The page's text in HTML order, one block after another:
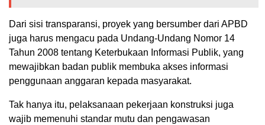
Dari sisi transparansi, proyek yang bersumber dari APBD
juga harus mengacu pada Undang-Undang Nomor 14
Tahun 2008 tentang Keterbukaan Informasi Publik, yang
mewajibkan badan publik membuka akses informasi
penggunaan anggaran kepada masyarakat.
Tak hanya itu, pelaksanaan pekerjaan konstruksi juga
wajib memenuhi standar mutu dan pengawasan